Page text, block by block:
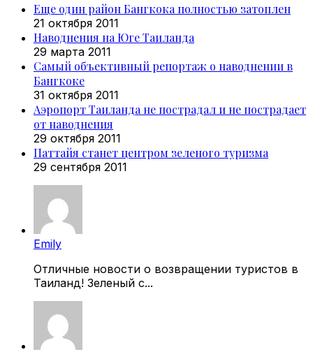
Еще один район Бангкока полностью затоплен
21 октября 2011
Наводнения на Юге Таиланда
29 марта 2011
Самый объективный репортаж о наводнении в
Бангкоке
31 октября 2011
Аэропорт Таиланда не пострадал и не пострадает
от наводнения
29 октября 2011
Паттайя станет центром зеленого туризма
29 сентября 2011
Emily
Отличные новости о возвращении туристов в
Таиланд! Зеленый с...